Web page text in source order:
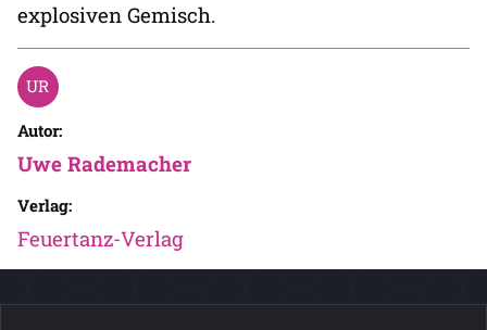
explosiven Gemisch.
Autor:
Uwe Rademacher
Verlag:
Feuertanz-Verlag